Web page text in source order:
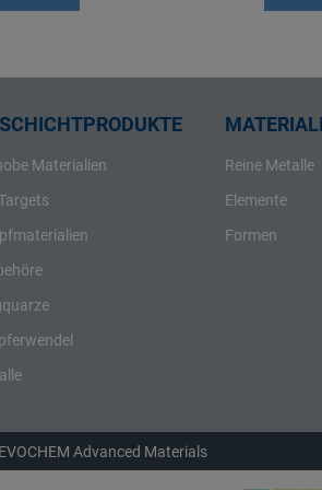
Schwefel
Materialien
Reine Metalle
Elemente
Formen
Advanced Materials